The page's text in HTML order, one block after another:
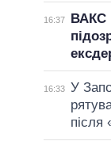
16:37
ВАКС
16:33 У
після